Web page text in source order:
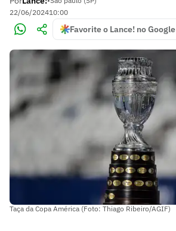
22/06/202410:00
Favorite o Lance! no Google
Taça da Copa América (Foto: Thiago Ribeiro/AGIF)